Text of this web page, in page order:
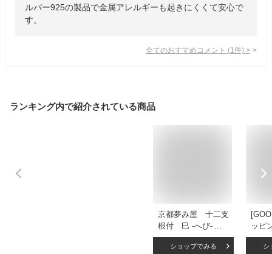
ルバー925の製品で金属アレルギーも起きにくくて安心で
す。
全てのおすすめコメント (1 件) >
ランキング内で紹介されている商品
京都夢み屋 十二支
根付 巳 -へび-
(YE15-15) ちりめ
ん細工の干支小物
ショップでみる
ッピ
のお
守り
シ